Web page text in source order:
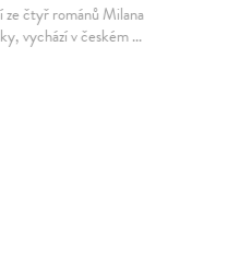
čtyř románů Milana
vychází v českém ...